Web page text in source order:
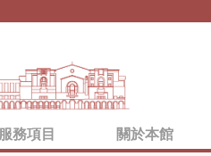
服務項目 關於本館